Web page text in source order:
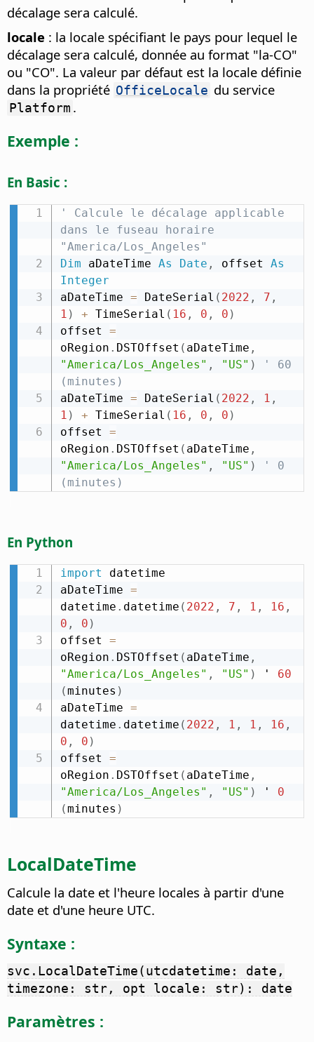
décalage sera calculé.
locale : la locale spécifiant le pays pour lequel le
décalage sera calculé, donnée au format "la-CO"
ou "CO". La valeur par défaut est la locale définie
dans la propriété OfficeLocale du service
Platform .
Exemple :
En Basic :
' Calcule le décalage applicable
dans le fuseau horaire
"America/Los_Angeles"
Dim aDateTime As Date , offset As
Integer
aDateTime = DateSerial ( 2022 , 7 ,
1 ) + TimeSerial ( 16 , 0 , 0 )
offset =
oRegion . DSTOffset ( aDateTime ,
"America/Los_Angeles" , "US" )
' 60
(minutes)
aDateTime = DateSerial ( 2022 , 1 ,
1 ) + TimeSerial ( 16 , 0 , 0 )
offset =
oRegion . DSTOffset ( aDateTime ,
"America/Los_Angeles" , "US" )
' 0
(minutes)
En Python
import datetime
aDateTime =
datetime . datetime ( 2022 , 7 , 1 , 16 ,
0 , 0 )
offset =
oRegion . DSTOffset ( aDateTime ,
"America/Los_Angeles" , "US" ) ' 60
(minutes )
aDateTime =
datetime . datetime ( 2022 , 1 , 1 , 16 ,
0 , 0 )
offset =
oRegion . DSTOffset ( aDateTime ,
"America/Los_Angeles" , "US" ) ' 0
(minutes )
LocalDateTime
Calcule la date et l'heure locales à partir d'une
date et d'une heure UTC.
Syntaxe :
svc.LocalDateTime(utcdatetime: date,
timezone: str, opt locale: str): date
Paramètres :